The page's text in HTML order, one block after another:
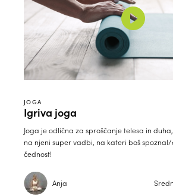
JOGA
Igriva joga
Joga je odlična za sproščanje telesa in
na njeni super vadbi, na kateri boš
čednost!
Anja